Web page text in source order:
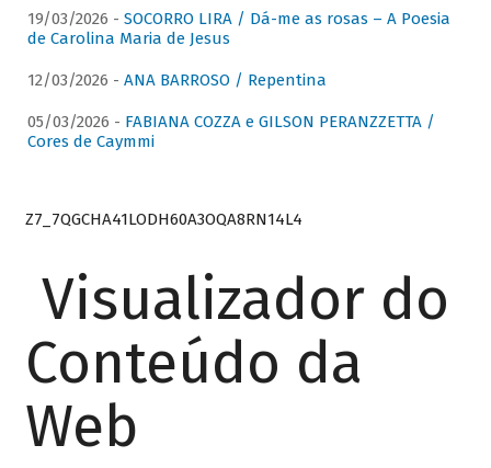
19/03/2026 - SOCORRO LIRA / Dá-me as rosas – A Poesia
de Carolina Maria de Jesus
12/03/2026 - ANA BARROSO / Repentina
05/03/2026 - FABIANA COZZA e GILSON PERANZZETTA /
Cores de Caymmi
Z7_7QGCHA41LODH60A3OQA8RN14L4
Visualizador do
Conteúdo da
Web